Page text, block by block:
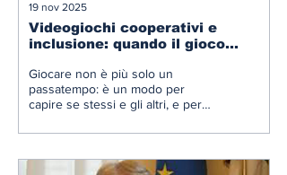
19 nov 2025
Videogiochi cooperativi e
inclusione: quando il gioco
emotiva e sociale
Giocare non è più solo un
passatempo: è un modo per
capire se stessi e gli altri, e per
empatica e accogliente.